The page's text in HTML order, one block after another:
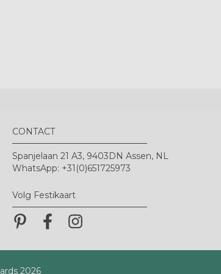
CONTACT
Spanjelaan 21 A3, 9403DN Assen, NL
WhatsApp: +31(0)651725973
Volg Festikaart
PinterestPinterest
2026